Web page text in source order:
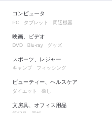
コンピュータ
PC タブレット 周辺機器
映画、ビデオ
DVD Blu-ray グッズ
スポーツ、レジャー
キャンプ フィッシング
ビューティー、ヘルスケア
ダイエット 癒し
文房具、オフィス用品